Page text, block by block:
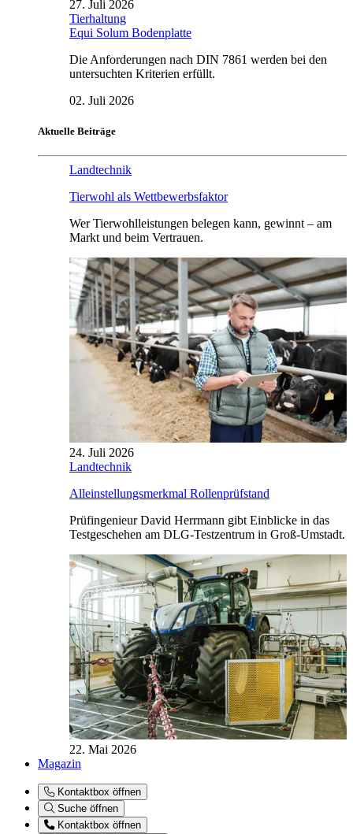
27. Juli 2026
Tierhaltung
Equi Solum Bodenplatte
Die Anforderungen nach DIN 7861 werden bei den
untersuchten Kriterien erfüllt.
02. Juli 2026
Aktuelle Beiträge
Landtechnik
Tierwohl als Wettbewerbsfaktor
Wer Tierwohlleistungen belegen kann, gewinnt – am
Markt und beim Vertrauen.
24. Juli 2026
Landtechnik
Alleinstellungsmerkmal Rollenprüfstand
Prüfingenieur David Herrmann gibt Einblicke in das
Testgeschehen am DLG-Testzentrum in Groß-Umstadt.
22. Mai 2026
Magazin
Kontaktbox öffnen
Suche öffnen
Kontaktbox öffnen